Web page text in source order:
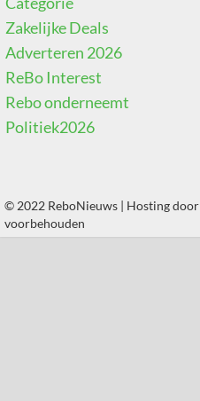
Zakelijke Deals
Adverteren 2026
ReBo Interest
Rebo onderneemt
Politiek2026
© 2022 ReboNieuws | Hosting door
voorbehouden